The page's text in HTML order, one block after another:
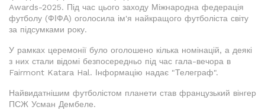
Awards-2025. Під час цього заходу Міжнародна федерація
футболу (ФІФА) оголосила ім'я найкращого футболіста світу
за підсумками року.
У рамках церемонії було оголошено кілька номінацій, а деякі
з них стали відомі безпосередньо під час гала-вечора в
Fairmont Katara Hal. Інформацію надає "Телеграф".
Найвидатнішим футболістом планети став французький вінгер
ПСЖ Усман Дембеле.